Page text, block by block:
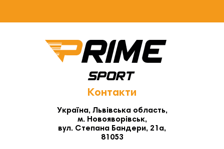
Контакти
Україна, Львівська область,
м. Новояворівськ,
вул. Степана Бандери, 21а,
81053